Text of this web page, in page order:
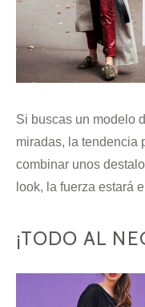
Si buscas un modelo
miradas, la tendencia
combinar unos
look, la fuerza estará
¡TODO AL